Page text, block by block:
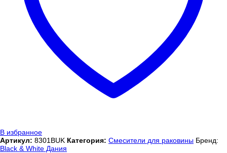
В избранное
Артикул: 8301BUK Категория: Смесители для раковины Бренд:
Black & White Дания